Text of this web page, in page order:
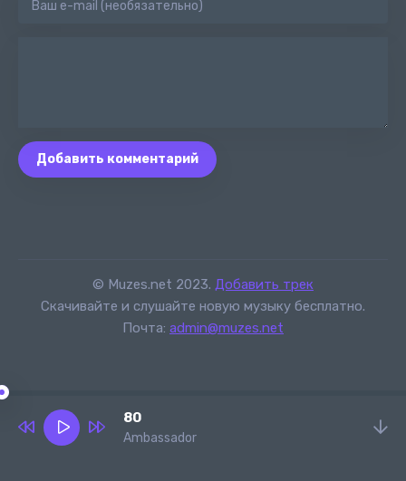
Добавить комментарий
© Muzes.net 2023. Добавить трек
Скачивайте и слушайте новую музыку бесплатно.
Почта: admin@muzes.net
80
Ambassador